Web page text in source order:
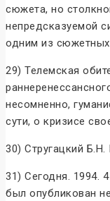
сюжета, но
непредсказуемой
одним из сюжетных
29) Телемская
несомненно,
сути, о кризисе
30) Стругацкий
31) Сегодня. 1994.
был опубликован